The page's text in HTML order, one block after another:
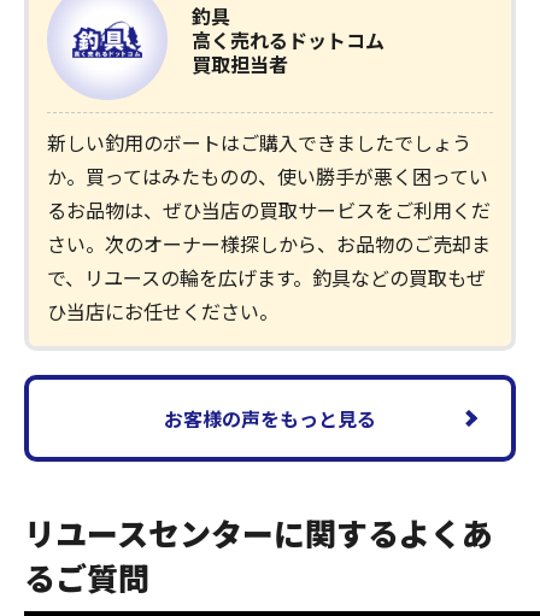
釣具
高く売れるドットコム
買取担当者
新しい釣用のボートはご購入できましたでしょう
か。買ってはみたものの、使い勝手が悪く困ってい
るお品物は、ぜひ当店の買取サービスをご利用くだ
さい。次のオーナー様探しから、お品物のご売却ま
で、リユースの輪を広げます。釣具などの買取もぜ
ひ当店にお任せください。
お客様の声をもっと見る
リユースセンターに関するよくあ
るご質問